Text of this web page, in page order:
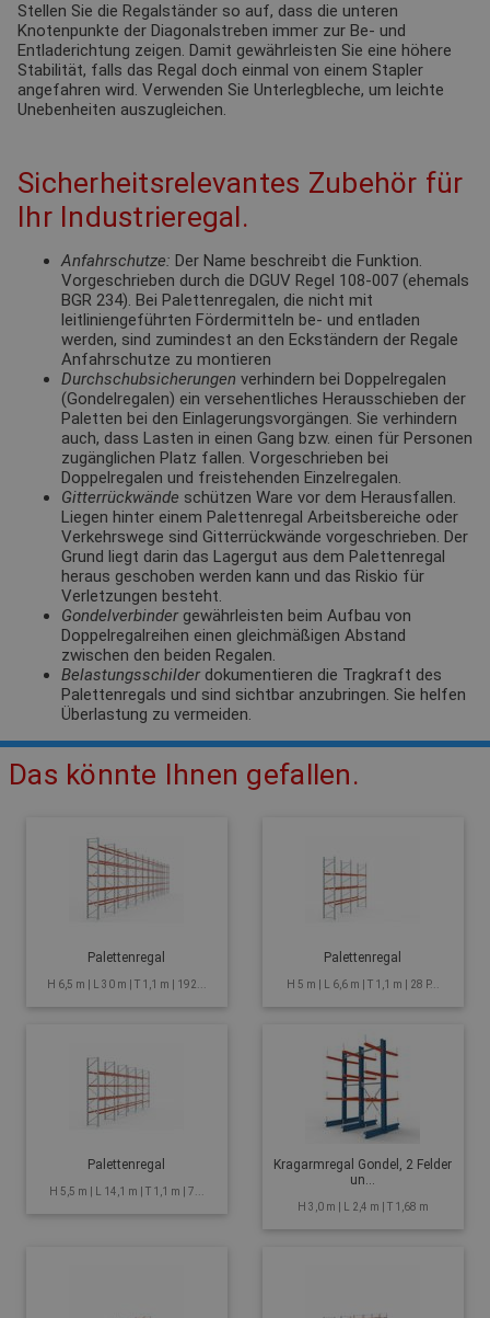
Stellen Sie die Regalständer so auf, dass die unteren
Knotenpunkte der Diagonalstreben immer zur Be- und
Entladerichtung zeigen. Damit gewährleisten Sie eine höhere
Stabilität, falls das Regal doch einmal von einem Stapler
angefahren wird. Verwenden Sie Unterlegbleche, um leichte
Unebenheiten auszugleichen.
Sicherheitsrelevantes Zubehör für
Ihr Industrieregal.
Anfahrschutze: Der Name beschreibt die Funktion.
Vorgeschrieben durch die DGUV Regel 108-007 (ehemals
BGR 234). Bei Palettenregalen, die nicht mit
leitliniengeführten Fördermitteln be- und entladen
werden, sind zumindest an den Eckständern der Regale
Anfahrschutze zu montieren
Durchschubsicherungen verhindern bei Doppelregalen
(Gondelregalen) ein versehentliches Herausschieben der
Paletten bei den Einlagerungsvorgängen. Sie verhindern
auch, dass Lasten in einen Gang bzw. einen für Personen
zugänglichen Platz fallen. Vorgeschrieben bei
Doppelregalen und freistehenden Einzelregalen.
Gitterrückwände schützen Ware vor dem Herausfallen.
Liegen hinter einem Palettenregal Arbeitsbereiche oder
Verkehrswege sind Gitterrückwände vorgeschrieben. Der
Grund liegt darin das Lagergut aus dem Palettenregal
heraus geschoben werden kann und das Riskio für
Verletzungen besteht.
Gondelverbinder gewährleisten beim Aufbau von
Doppelregalreihen einen gleichmäßigen Abstand
zwischen den beiden Regalen.
Belastungsschilder dokumentieren die Tragkraft des
Palettenregals und sind sichtbar anzubringen. Sie helfen
Überlastung zu vermeiden.
Das könnte Ihnen gefallen.
Palettenregal
H 6,5 m | L 30 m | T 1,1 m | 192...
Palettenregal
H 5 m | L 6,6 m | T 1,1 m | 28 P...
Palettenregal
H 5,5 m | L 14,1 m | T 1,1 m | 7...
Kragarmregal Gondel, 2 Felder
un...
H 3,0 m | L 2,4 m | T 1,68 m